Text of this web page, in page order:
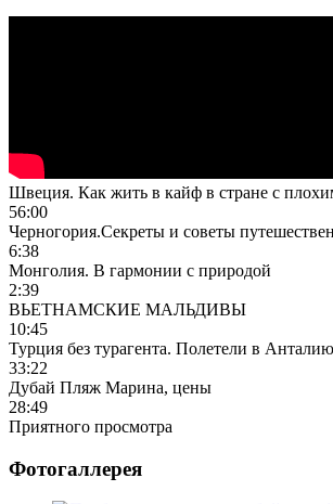
Швеция. Как жить в кайф в стране с
56:00
Черногория.Секреты и советы
6:38
Монголия. В гармонии с природой
2:39
ВЬЕТНАМСКИЕ МАЛЬДИВЫ
10:45
Турция без турагента. Полетели в
33:22
Дубай Пляж Марина, цены
28:49
Приятного просмотра
Фотогаллерея